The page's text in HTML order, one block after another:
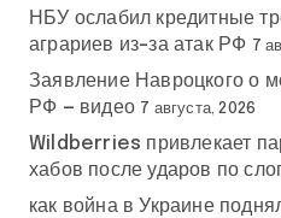
НБУ ослабил кредитные
аграриев из-за атак РФ 7
Заявление Навроцкого о
РФ — видео 7 августа, 2026
Wildberries привлекает
хабов после ударов по
как война в Украине